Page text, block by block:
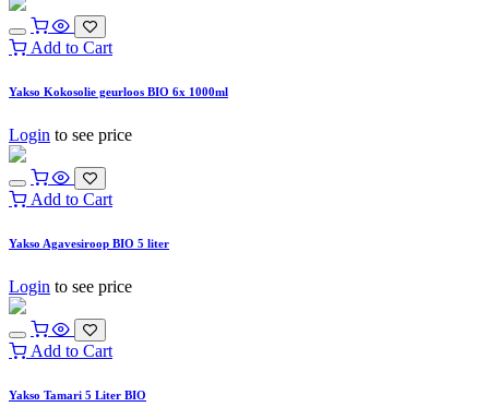
Add to Cart
Yakso Kokosolie geurloos BIO 6x 1000ml
Login to see price
Add to Cart
Yakso Agavesiroop BIO 5 liter
Login to see price
Add to Cart
Yakso Tamari 5 Liter BIO